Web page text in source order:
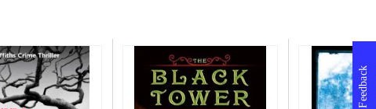
Feedback